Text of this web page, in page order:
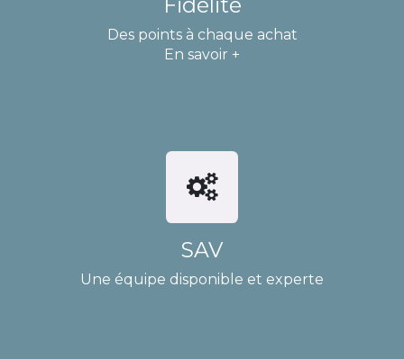
Des points à chaque achat
En savoir +
SAV
Une équipe disponible et experte